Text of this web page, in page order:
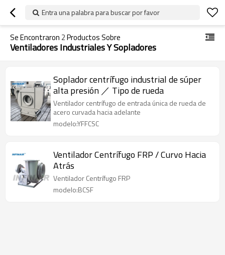
Entra una palabra para buscar por favor
Se Encontraron 2Productos Sobre
Ventiladores Industriales Y Sopladores
Soplador centrífugo industrial de súper
alta presión ／ Tipo de rueda
Ventilador centrífugo de entrada única de rueda de
acero curvada hacia adelante
modelo:YFFCSC
Ventilador Centrífugo FRP / Curvo Hacia
Atrás
Ventilador Centrífugo FRP
modelo:BCSF